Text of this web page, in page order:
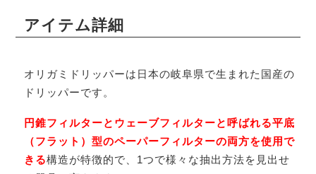
アイテム詳細
オリガミドリッパーは日本の岐阜県で生まれた国産の
ドリッパーです。
円錐フィルターとウェーブフィルターと呼ばれる平底
（フラット）型のペーパーフィルターの両方を使用で
きる構造が特徴的で、1つで様々な抽出方法を見出せ